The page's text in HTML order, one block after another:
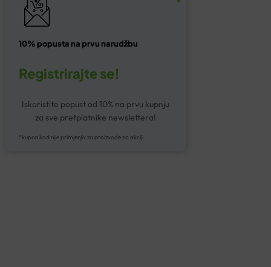
10% popusta na prvu narudžbu
Registrirajte se!
Iskoristite popust od 10% na prvu kupnju
za sve pretplatnike newslettera!
*kupon kod nije primjenjiv za proizvode na akciji